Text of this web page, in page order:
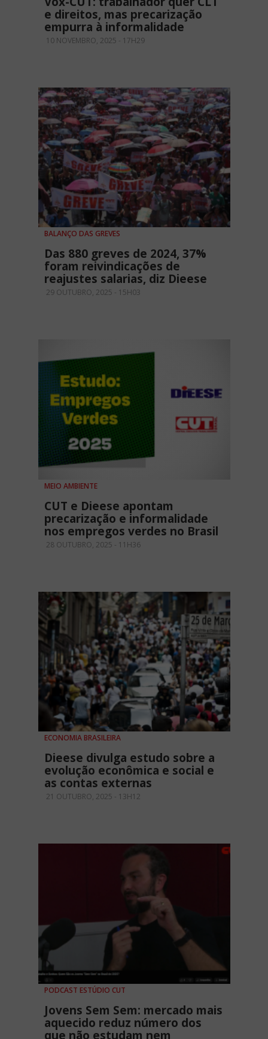
e direitos, mas precarização
empurra à informalidade
10 NOVEMBRO, 2025 - 17H29
BALANÇO DAS GREVES
Das 880 greves de 2024, 37%
foram reivindicações de
reajustes salarias, diz Dieese
29 OUTUBRO, 2025 - 15H03
MEIO AMBIENTE
CUT e Dieese apontam
precarização e informalidade
nos empregos verdes no Brasil
28 OUTUBRO, 2025 - 11H36
ECONOMIA BRASILEIRA
Dieese divulga estudo sobre a
evolução econômica e social e
as contas externas
21 OUTUBRO, 2025 - 13H12
PODCAST ESTÚDIO CUT
Jovens Sem Sem: mercado mais
aquecido reduz número dos
que não estudam nem